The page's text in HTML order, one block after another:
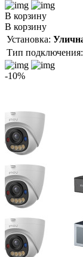
В корзину
В корзину
Установка:
Тип подключения:
-10%